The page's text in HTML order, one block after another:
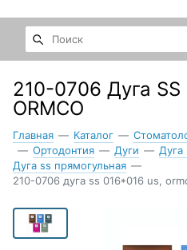
210-0706 Дуга SS
ORMCO
Главная — Каталог —
— Ортодонтия — Дуги — Дуга
Дуга ss прямогульная —
210-0706 дуга ss 016*016 us,